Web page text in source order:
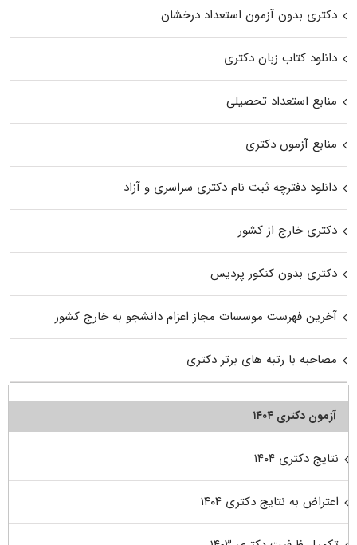
دکتری بدون آزمون استعداد درخشان
دانلود کتاب زبان دکتری
منابع استعداد تحصیلی
منابع آزمون دکتری
دانلود دفترچه ثبت نام دکتری سراسری و آزاد
دکتری خارج از کشور
دکتری بدون کنکور پردیس
آخرین فهرست موسسات مجاز اعزام دانشجو به خارج کشور
مصاحبه با رتبه های برتر دکتری
آزمون دکتری ۱۴۰۴
نتایج دکتری ۱۴۰۴
اعتراض به نتایج دکتری ۱۴۰۴